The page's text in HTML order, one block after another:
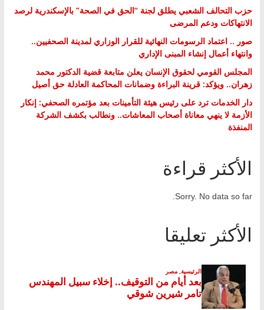
حزب التحالف الشعبي يطلق لجنة “الحق في الصحة” بالإسكندرية لرصد
الانتهاكات ودعم المرضى
صور .. اعتماد الرسومات النهائية للقرار الوزاري لمدينة الصحفيين..
وانتهاء أعمال إنشاء المبنى الإداري
المجلس القومي لحقوق الإنسان يعلن متابعة قضية الدكتور محمد
زهران.. ويؤكد: قرينة البراءة وضمانات المحاكمة العادلة حق أصيل
دار الخدمات ترد على رئيس هيئة التأمينات بعد مؤتمره الصحفي: إنكار
الأزمة لا ينهي معاناة أصحاب المعاشات.. ونطالب بكشف الشركة
المنفذة
الأكثر قراءة
Sorry. No data so far.
الأكثر تعليقا